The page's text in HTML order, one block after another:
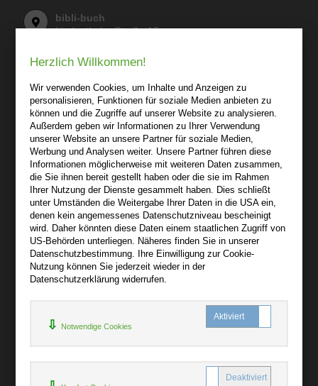
bibli-buch
Lindenthaler Straße 15
Wir sind gerne für Sie persönlich da.
Über bibli-buch.de
+
AGB
Impressum
Widerruf
Datenschutz
Hilfe
+
Herzlich Willkommen!
Wir verwenden Cookies, um Inhalte und Anzeigen zu
personalisieren, Funktionen für soziale Medien anbieten zu
können und die Zugriffe auf unserer Website zu analysieren.
Außerdem geben wir Informationen zu Ihrer Verwendung
unserer Website an unsere Partner für soziale Medien,
Werbung und Analysen weiter. Unsere Partner führen diese
Informationen möglicherweise mit weiteren Daten zusammen,
die Sie ihnen bereit gestellt haben oder die sie im Rahmen
Ihrer Nutzung der Dienste gesammelt haben. Dies schließt
unter Umständen die Weitergabe Ihrer Daten in die USA ein,
denen kein angemessenes Datenschutzniveau bescheinigt
wird. Daher könnten diese Daten einem staatlichen Zugriff von
US-Behörden unterliegen. Näheres finden Sie in unserer
Datenschutzbestimmung. Ihre Einwilligung zur Cookie-
Nutzung können Sie jederzeit wieder in der
Datenschutzerklärung widerrufen.
Notwendige Cookies